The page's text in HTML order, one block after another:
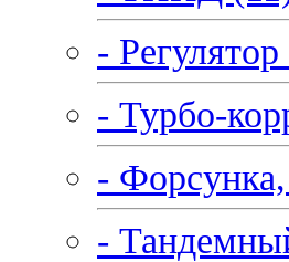
-
- Турбо-
-
-